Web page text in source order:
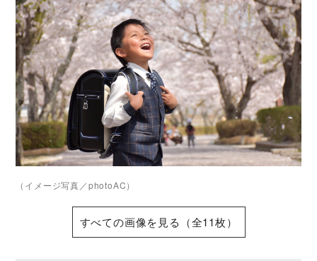
（イメージ写真／photoAC）
すべての画像を見る（全11枚）